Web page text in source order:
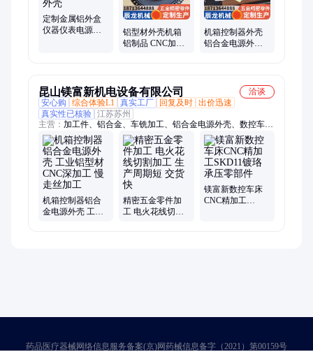
定制金属铝外盒
仪器仪表电源开
铝型材外壳机箱
铝制品 CNC加工
机箱控制器外壳
铝合金电源外壳
昆山镁富新机电设备有限公司
洽谈
安心购
综合体验L1 真实工厂 回复及时 出价迅速
真实性已核验 江苏苏州
主营： 加工件、铝合金、车铣加工、铝合金电源外壳、数控车
床、模具钢零件、末端板加工、cnc零件加工、cnc加工中心、精
密五金零件、加工零件立柱、五金零件加工、进胶口过滤嘴、非
标五金配件、精密机械零件、自动车床加工、cnc精密零部件、
加工抛光镜面板、不锈钢防护罩盘
机箱控制器铝合
金电源外壳 工业
精密五金零件加
工 电火花线切割
镁富新数控车床
CNC精加工
药品医疗器械网络信息服务备案(京)网药械信息备字（2021）第00159号